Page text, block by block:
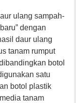
ulang sampah-
dengan
daur ulang
tanam rumput
botol
satu
botol plastik
tanam